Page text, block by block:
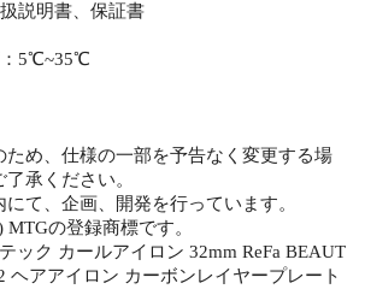
説明書、保証書
：5℃~35℃
め、仕様の一部を予告なく変更する場
承ください。
て、企画、開発を行っています。
の登録商標です。
ック カールアイロン 32mm ReFa BEAUT
ヘアアイロン カーボンレイヤープレート